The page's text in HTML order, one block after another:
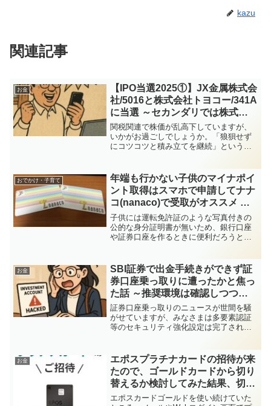
kazu
関連記事
お金
【IPO当選2025①】JX金属株式会
社/5016と株式会社トヨコー/341A
に当選 ～セカンダリでは株式会
社ジグザグ/340Aの読みが的中～
関税関連で株価が乱高下していますが、
いかがお過ごしでしょうか。「狼狽せず
にコツコツと積み立てを継続」というよ
立て」の方についても手法は同意です
が、投資先については「米国...
おでかけ・子育て
年端も行かない子供のマイナポイ
ント取得はスマホで申請してナナ
コ(nanaco)で受取がオススメ ～
じっくり比べたわけではないけ
ど、かなり簡単に完了～
子供には運転免許証のような写真付きの
公的な身分証明書が無いため、銀行口座
や証券口座を作るときに便利だろうと思
ント第1弾のキャンペーンが終わった後だ
ったのでポイントはもら...
お金
SBI証券で出金手続きができず証
券口座乗っ取りに遭ったかと焦っ
た話 ～推奨環境は確認しつつ、
何でも疑ってかかる姿勢も推奨～
証券口座乗っ取りのニュースが世間を騒
がせていますが、みなさまは多要素認証
等のセキュリティ強化設定は完了されま
りと設定をしましょう。そんな中、IPO
申し込みとVポイントで...
お金
エポスプラチナカードの招待が来
たので、ゴールドカードから切り
替えるか検討してみた結果、切り
替えることにしました！
エポスカードゴールドを使い続けていた